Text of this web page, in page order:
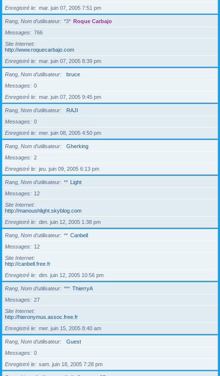
Enregistré le
mar. juin 07, 2005 7:51 pm
Rang, Nom d’utilisateur *3* Roque Carbajo
Messages
766
Site Internet
http://www.roquecarbajo.com
Enregistré le
mar. juin 07, 2005 8:39 pm
Rang, Nom d’utilisateur
bruce
Messages
0
Enregistré le
mar. juin 07, 2005 9:45 pm
Rang, Nom d’utilisateur
RAJI
Messages
0
Enregistré le
mer. juin 08, 2005 4:50 pm
Rang, Nom d’utilisateur
Gherking
Messages
2
Enregistré le
jeu. juin 09, 2005 6:13 pm
Rang, Nom d’utilisateur ** Light
Messages
12
Site Internet
http://manoushlight.skyblog.com
Enregistré le
dim. juin 12, 2005 1:38 pm
Rang, Nom d’utilisateur ** Canbell
Messages
12
Site Internet
http://canbell.free.fr
Enregistré le
dim. juin 12, 2005 10:56 pm
Rang, Nom d’utilisateur *** ThierryA
Messages
27
Site Internet
http://hieronymus.assoc.free.fr
Enregistré le
mer. juin 15, 2005 8:40 am
Rang, Nom d’utilisateur
Guest
Messages
0
Enregistré le
sam. juin 18, 2005 7:28 pm